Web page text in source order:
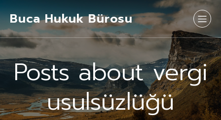
Buca Hukuk Bürosu
Posts about vergi
usulsüzlüğü